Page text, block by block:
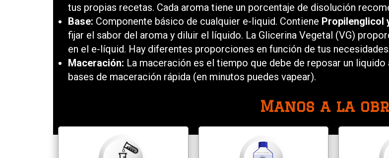
tus propias recetas. Cada aroma tiene un porcentaje de disolución
Base: Componente básico de cualquier e-liquid. Contiene Propilenglicol
fijar el sabor del aroma y diluir el líquido. La Glicerina Vegetal (VG)
en el e-líquid. Hay diferentes proporciones en función de tus
Maceración: La maceración es el tiempo que debe de reposar un
bases de maceración rápida (en minutos puedes vapear).
Manos a la